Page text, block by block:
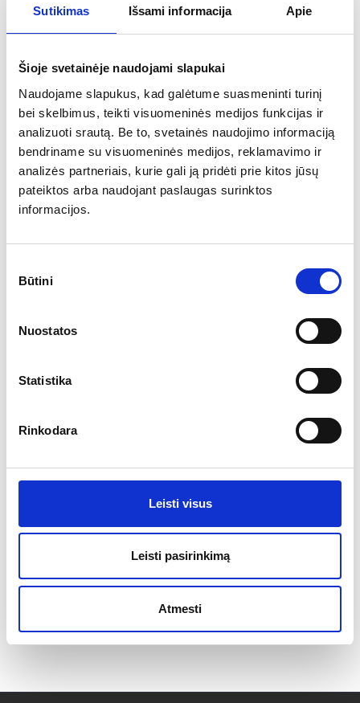
Sutikimas Išsami informacija Apie
Šioje svetainėje naudojami slapukai
Naudojame slapukus, kad galėtume suasmeninti turinį
bei skelbimus, teikti visuomeninės medijos funkcijas ir
analizuoti srautą. Be to, svetainės naudojimo informaciją
bendriname su visuomeninės medijos, reklamavimo ir
analizės partneriais, kurie gali ją pridėti prie kitos jūsų
pateiktos arba naudojant paslaugas surinktos
informacijos.
pasirinkimas
Būtini
Nuostatos
Statistika
Rinkodara
Leisti visus
Leisti pasirinkimą
Atmesti
modular tents
pagoda tents
crown tents
gabled tents
equipment
upholstered furniture
floors